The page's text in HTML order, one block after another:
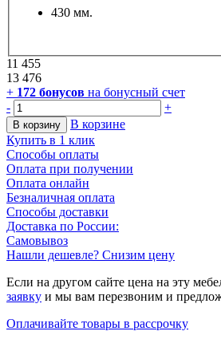
430 мм.
11 455
13 476
+ 172 бонусов на бонусный счет
-
+
В корзину
В корзине
Купить в 1 клик
Способы оплаты
Оплата при получении
Оплата онлайн
Безналичная оплата
Способы доставки
Доставка по России:
Самовывоз
Нашли дешевле? Снизим цену
Если на другом сайте цена на эту
заявку и мы вам перезвоним и
Оплачивайте товары в рассрочку